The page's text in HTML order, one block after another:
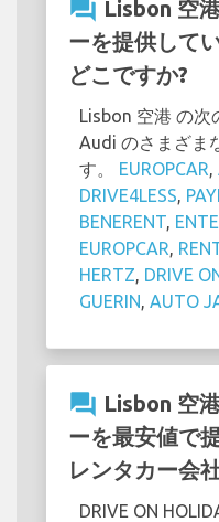
question_answer Lisbon 空
ーを提供して
どこですか?
Lisbon 空港 の次
Audi のさまざま
す。 EUROPCAR
DRIVE4LESS
BENERENT
EUROPCAR
HERTZ DRIVE
GUERIN AUTO
question_answer Lisbon 空
ーを最安値で
レンタカー会
DRIVE ON